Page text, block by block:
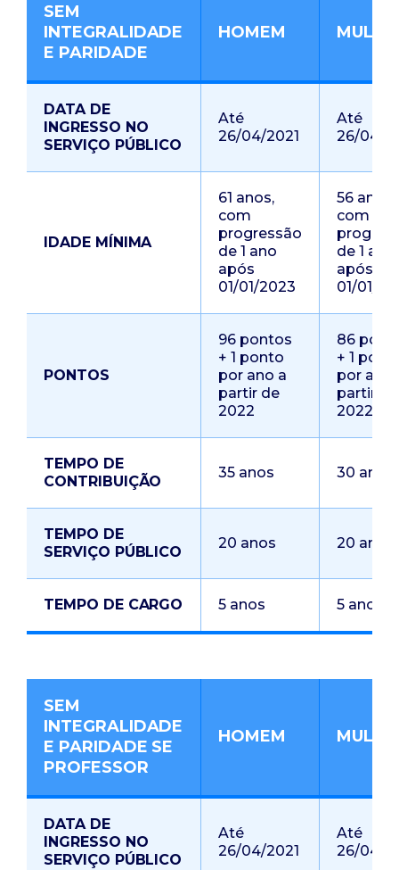
SEM
INTEGRALIDADE
E PARIDADE
HOMEM
DATA DE
INGRESSO NO
SERVIÇO PÚBLICO
Até
26/04/2021
Até
26/04/
IDADE MÍNIMA
61 anos,
com
progressão
de 1 ano
após
01/01/2023
56 anos,
com
de 1 ano
após
01/01/
PONTOS
96 pontos
+ 1 ponto
por ano a
partir de
2022
86
+ 1
por ano
partir de
2022
TEMPO DE
CONTRIBUIÇÃO
35 anos 30 anos
TEMPO DE
SERVIÇO PÚBLICO
20 anos 20 anos
TEMPO DE CARGO 5 anos 5 anos
SEM
INTEGRALIDADE
E PARIDADE SE
PROFESSOR
HOMEM
DATA DE
INGRESSO NO
SERVIÇO PÚBLICO
Até
26/04/2021
Até
26/04/